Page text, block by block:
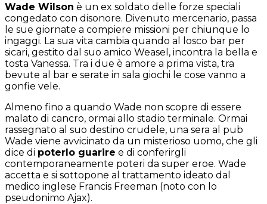
Wade Wilson è un ex soldato delle forze speciali
congedato con disonore. Divenuto mercenario, passa
le sue giornate a compiere missioni per chiunque lo
ingaggi. La sua vita cambia quando al losco bar per
sicari, gestito dal suo amico Weasel, incontra la bella e
tosta Vanessa. Tra i due è amore a prima vista, tra
bevute al bar e serate in sala giochi le cose vanno a
gonfie vele.
Almeno fino a quando Wade non scopre di essere
malato di cancro, ormai allo stadio terminale. Ormai
rassegnato al suo destino crudele, una sera al pub
Wade viene avvicinato da un misterioso uomo, che gli
dice di poterlo guarire e di conferirgli
contemporaneamente poteri da super eroe. Wade
accetta e si sottopone al trattamento ideato dal
medico inglese Francis Freeman (noto con lo
pseudonimo Ajax).